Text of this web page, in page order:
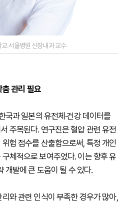
서울병원 신장내과 교수
관리 필요
국과 일본의 유전체·건강 데이터를
주목된다. 연구진은 혈압 관련 유전
험 점수를 산출함으로써, 특정 개인
체적으로 보여주었다. 이는 향후 유
개발에 큰 도움이 될 수 있다.
와 관련 인식이 부족한 경우가 많아,